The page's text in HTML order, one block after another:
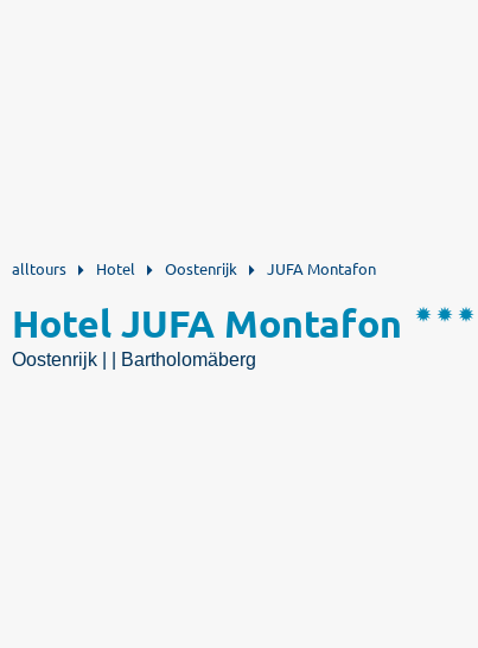
alltours Hotel Oostenrijk JUFA Montafon
Hotel JUFA Montafon
Oostenrijk | | Bartholomäberg